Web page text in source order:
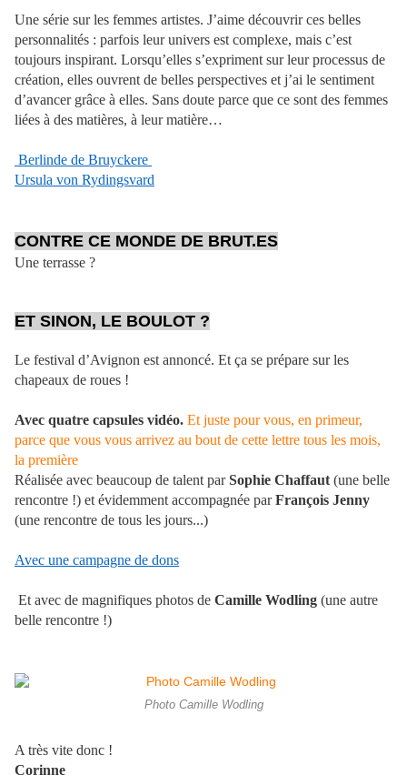
Une série sur les femmes artistes. J’aime découvrir ces belles
personnalités : parfois leur univers est complexe, mais c’est
toujours inspirant. Lorsqu’elles s’expriment sur leur processus de
création, elles ouvrent de belles perspectives et j’ai le sentiment
d’avancer grâce à elles. Sans doute parce que ce sont des femmes
liées à des matières, à leur matière…
Berlinde de Bruyckere
Ursula von Rydingsvard
CONTRE CE MONDE DE BRUT.ES
Une terrasse ?
ET SINON, LE BOULOT ?
Le festival d’Avignon est annoncé. Et ça se prépare sur les
chapeaux de roues !
Avec quatre capsules vidéo. Et juste pour vous, en primeur,
parce que vous vous arrivez au bout de cette lettre tous les mois,
la première
Réalisée avec beaucoup de talent parSophie Chaffaut (une belle
rencontre !) et évidemment accompagnée parFrançois Jenny
(une rencontre de tous les jours...)
Avec une campagne de dons
Et avec de magnifiques photos de Camille Wodling (une autre
belle rencontre !)
Photo Camille Wodling
A très vite donc !
Corinne